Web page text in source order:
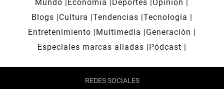
Mundo Economía Deportes
Opinión
Blogs
Cultura Tendencias Tecnología
Entretenimiento
Multimedia
Generación
Especiales marcas aliadas
Pódcast
REDES SOCIALES